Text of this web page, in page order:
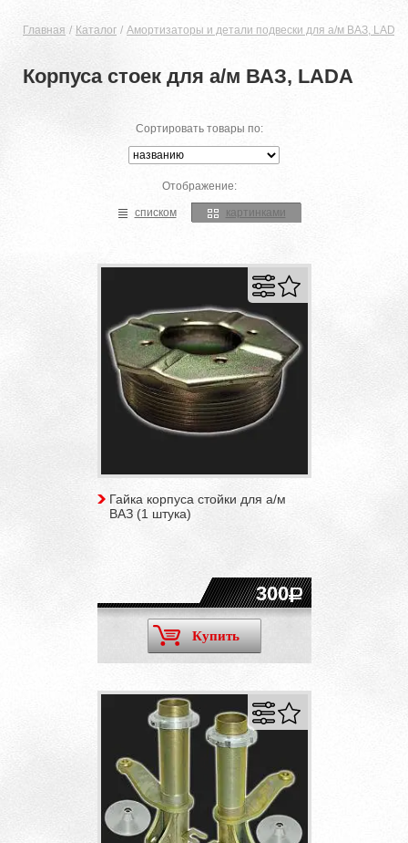
Главная Каталог Амортизаторы и детали подвески для а/м ВАЗ, LADA
Корпуса стоек для а/м ВАЗ, LADA
Сортировать товары по:
Отображение:
списком картинками
Гайка корпуса стойки для а/м
ВАЗ (1 штука)
300
Купить